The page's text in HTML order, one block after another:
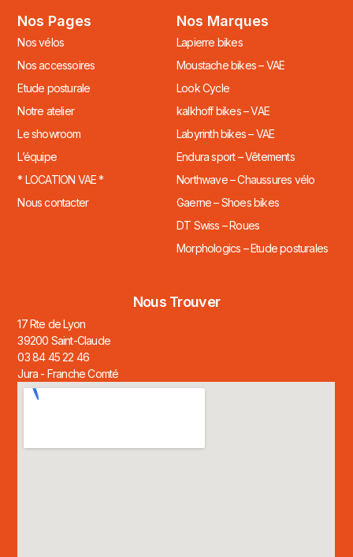
Nos Pages
Nos vélos
Nos accessoires
Etude posturale
Notre atelier
Le showroom
L’équipe
* LOCATION VAE *
Nous contacter
Nos Marques
Lapierre bikes
Moustache bikes – VAE
Look Cycle
kalkhoff bikes – VAE
Labyrinth bikes – VAE
Endura sport – Vêtements
Northwave – Chaussures vélo
Gaerne – Shoes bikes
DT Swiss – Roues
Morphologics – Etude posturales
Nous Trouver
17 Rte de Lyon
39200 Saint-Claude
03 84 45 22 46
Jura - Franche Comté